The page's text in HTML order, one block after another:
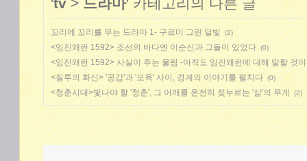
'tv>드라마' 카테고리의 다른 글
꼬리에 꼬리를 무는 드라마 1- 구르미 그린 달빛 (2)
<임진왜란 1592> 조선의 바다엔 이순신과 그들이 있었다 (0)
<임진왜란 1592> 사실이 주는 울림 -아직도 임진왜란에 대해 말할 것
<질투의 화신> '공감'과 '모욕' 사이, 경계의 이야기를 펼치다 (0)
<청춘시대>빛나야 할 '청춘', 그 어깨를 온전히 짖누르는 '삶'의 무게 (2)